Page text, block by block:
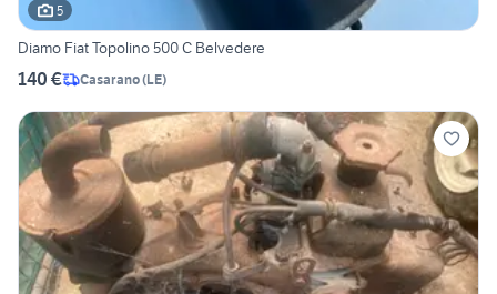
5
Diamo Fiat Topolino 500 C Belvedere
140 € Casarano(LE)